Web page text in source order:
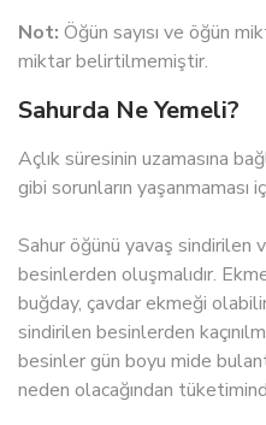
Not: Öğün sayısı ve öğün
miktar belirtilmemiştir.
Sahurda Ne Yemeli?
Açlık süresinin uzamasına
gibi sorunların yaşanmaması
Sahur öğünü yavaş sindirilen
besinlerden oluşmalıdır.
buğday, çavdar ekmeği
sindirilen besinlerden
besinler gün boyu mide
neden olacağından